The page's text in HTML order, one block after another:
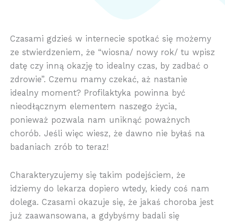
Czasami gdzieś w internecie spotkać się możemy
ze stwierdzeniem, że “wiosna/ nowy rok/ tu wpisz
datę czy inną okazję to idealny czas, by zadbać o
zdrowie”. Czemu mamy czekać, aż nastanie
idealny moment? Profilaktyka powinna być
nieodłącznym elementem naszego życia,
ponieważ pozwala nam uniknąć poważnych
chorób. Jeśli więc wiesz, że dawno nie byłaś na
badaniach zrób to teraz!
Charakteryzujemy się takim podejściem, że
idziemy do lekarza dopiero wtedy, kiedy coś nam
dolega. Czasami okazuje się, że jakaś choroba jest
już zaawansowana, a gdybyśmy badali się